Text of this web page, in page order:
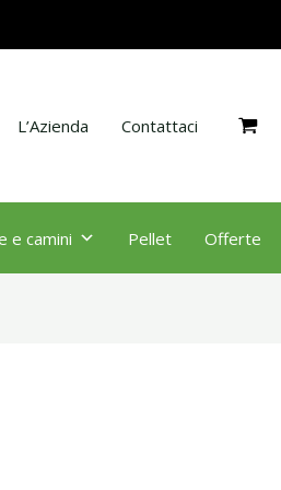
L’Azienda Contattaci
e camini Pellet Offerte